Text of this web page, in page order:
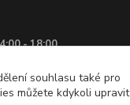
- 18:00
souhlasu také pro
můžete kdykoli upravit